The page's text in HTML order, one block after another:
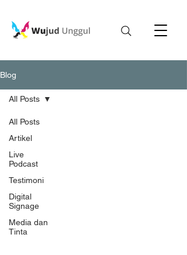
Blog
All Posts
Artikel
Live
Podcast
Testimoni
Digital
Signage
Media dan
Tinta
All Posts